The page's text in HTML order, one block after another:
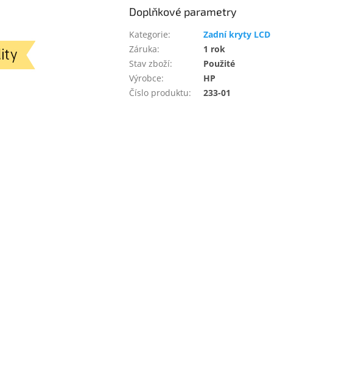
Doplňkové parametry
Kategorie:
Zadní kryty LCD
Záruka:
1 rok
Stav zboží:
Použité
Výrobce:
HP
Číslo produktu: 233-01